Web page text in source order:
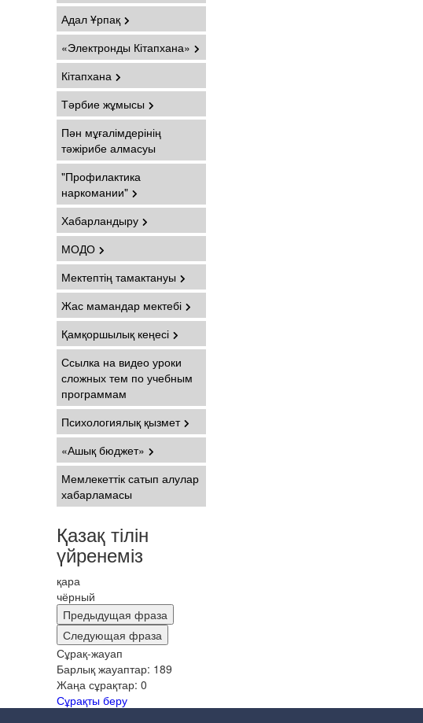
Адал Ұрпақ
«Электронды Кітапхана»
Кітапхана
Тәрбие жұмысы
Пән мұғалімдерінің
тәжірибе алмасуы
"Профилактика
наркомании"
Хабарландыру
МОДО
Мектептің тамактануы
Жас мамандар мектебі
Қамқоршылық кеңесі
Ссылка на видео уроки
сложных тем по учебным
программам
Психологиялық қызмет
«Ашық бюджет»
Мемлекеттік сатып алулар
хабарламасы
Қазақ тілін
үйренеміз
қара
чёрный
Предыдущая фраза
Следующая фраза
Сұрақ-жауап
Барлық жауаптар: 189
Жаңа сұрақтар: 0
Сұрақты беру